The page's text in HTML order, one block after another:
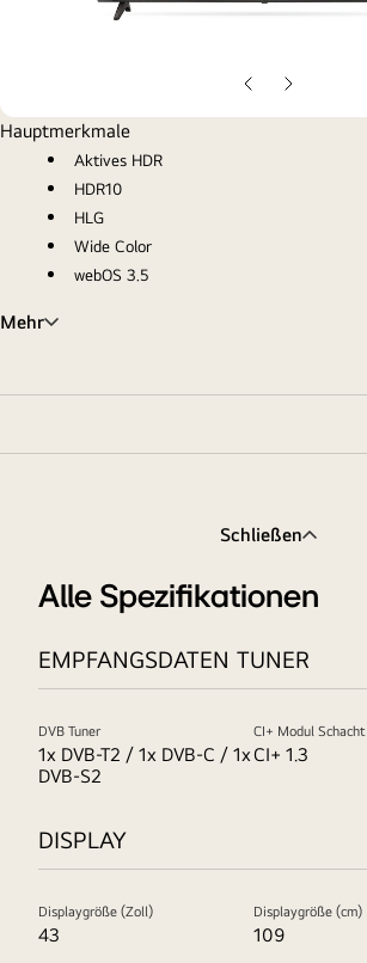
Vorherige
Folie
Nächste
Folie
Hauptmerkmale
Aktives HDR
HDR10
HLG
Wide Color
webOS 3.5
Mehr
Schließen
Alle Spezifikationen
EMPFANGSDATEN TUNER
DVB Tuner
1x DVB-T2 / 1x DVB-C / 1x
DVB-S2
CI+ Modul Schacht
CI+ 1.3
DISPLAY
Displaygröße (Zoll)
43
Displaygröße (cm)
109